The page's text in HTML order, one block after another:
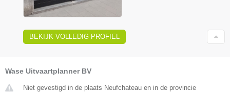
BEKIJK VOLLEDIG PROFIEL
Wase Uitvaartplanner BV
Niet gevestigd in de plaats Neufchateau en in de provincie